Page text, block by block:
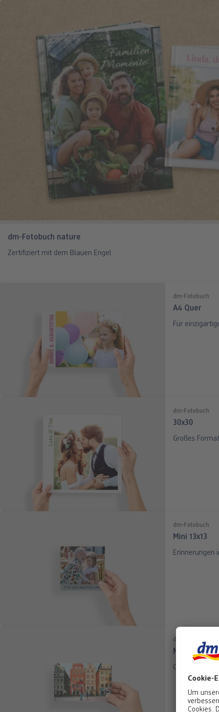
dm-Fotobuch nature
Zertifiziert mit dem Blauen Engel
dm-Fotobuch
A4 Quer
Für
dm-Fotobuch
30x30
Großes
dm-Fotobuch
Mini 13x13
Erinnerungen
dm-Fotobuch
Mini 10x15
Qualität im